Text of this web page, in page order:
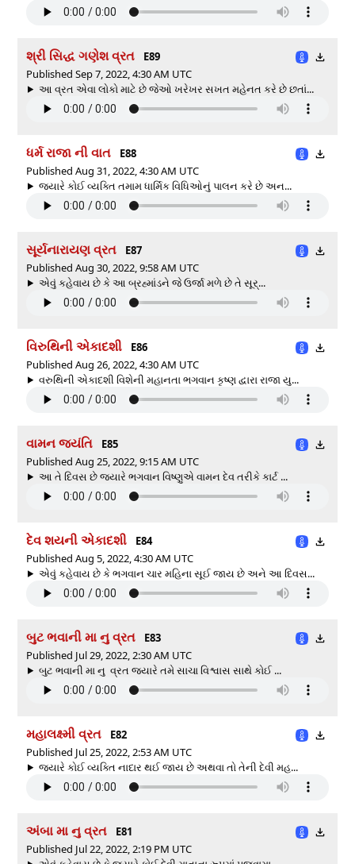
શ્રી સિદ્ધ ગણેશ વ્રત
E89
Published Sep 7, 2022, 4:30 AM UTC
આ વ્રત એવા લોકો માટે છે જેઓ ખરેખર સખત મહેનત કરે છે છતાં...
ધર્મ રાજા ની વાત
E88
Published Aug 31, 2022, 4:30 AM UTC
જ્યારે કોઈ વ્યક્તિ તમામ ધાર્મિક વિધિઓનું પાલન કરે છે અન...
સૂર્યનારાયણ વ્રત
E87
Published Aug 30, 2022, 9:58 AM UTC
એવું કહેવાય છે કે આ બ્રહ્માંડને જે ઉર્જા મળે છે તે સૂર્...
વિરુથિની એકાદશી
E86
Published Aug 26, 2022, 4:30 AM UTC
વરુથિની એકાદશી વિશેની મહાનતા ભગવાન કૃષ્ણ દ્વારા રાજા યુ...
વામન જયંતિ
E85
Published Aug 25, 2022, 9:15 AM UTC
આ તે દિવસ છે જ્યારે ભગવાન વિષ્ણુએ વામન દેવ તરીકે કાર્ટ ...
દેવ શયની એકાદશી
E84
Published Aug 5, 2022, 4:30 AM UTC
એવું કહેવાય છે કે ભગવાન ચાર મહિના સૂઈ જાય છે અને આ દિવસ...
બુટ ભવાની મા નુ વ્રત
E83
Published Jul 29, 2022, 2:30 AM UTC
બુટ ભવાની મા નુ વ્રત જ્યારે તમે સાચા વિશ્વાસ સાથે કોઈ ...
મહાલક્ષ્મી વ્રત
E82
Published Jul 25, 2022, 2:53 AM UTC
જ્યારે કોઈ વ્યક્તિ નાદાર થઈ જાય છે અથવા તો તેની દેવી મહ...
અંબા મા નુ વ્રત
E81
Published Jul 22, 2022, 2:19 PM UTC